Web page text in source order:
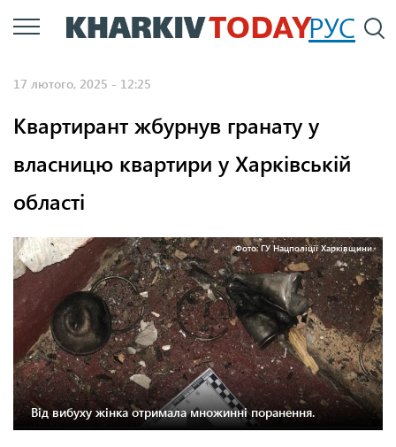
Перейти
до
РУС
17 лютого, 2025 - 12:25
Квартирант жбурнув гранату у
власницю квартири у Харківській
області
Фото: ГУ Нацполіції Харківщини.
Від вибуху жінка отримала множинні поранення.